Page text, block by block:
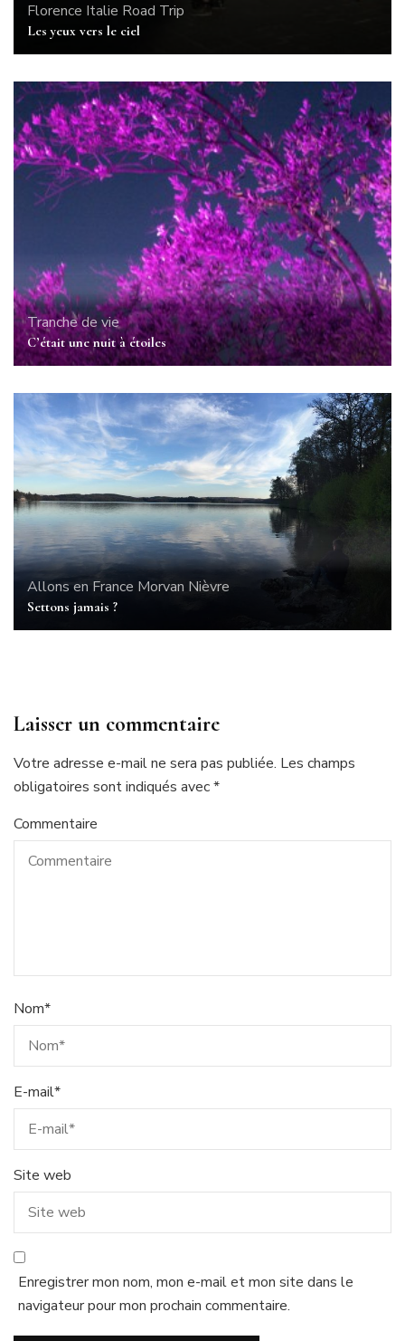
Florence Italie Road Trip
Les yeux vers le ciel
Tranche de vie
C’était une nuit à étoiles
Allons en France Morvan Nièvre
Settons jamais ?
Laisser un commentaire
Votre adresse e-mail ne sera pas publiée. Les champs
obligatoires sont indiqués avec*
Commentaire
Nom*
E-mail*
Site web
Enregistrer mon nom, mon e-mail et mon site dans le
navigateur pour mon prochain commentaire.